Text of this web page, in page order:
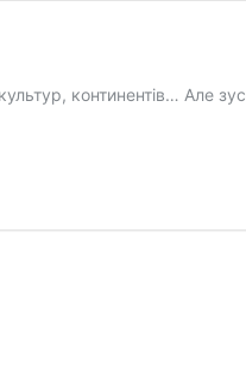
континентів…